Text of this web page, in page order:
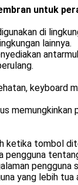
untuk
di
lainnya.
keyboard
ketika tombol
pengguna
yang lebih